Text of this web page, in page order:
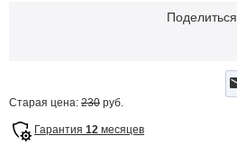
Поделиться
Старая цена: 230 руб.
Гарантия 12 месяцев